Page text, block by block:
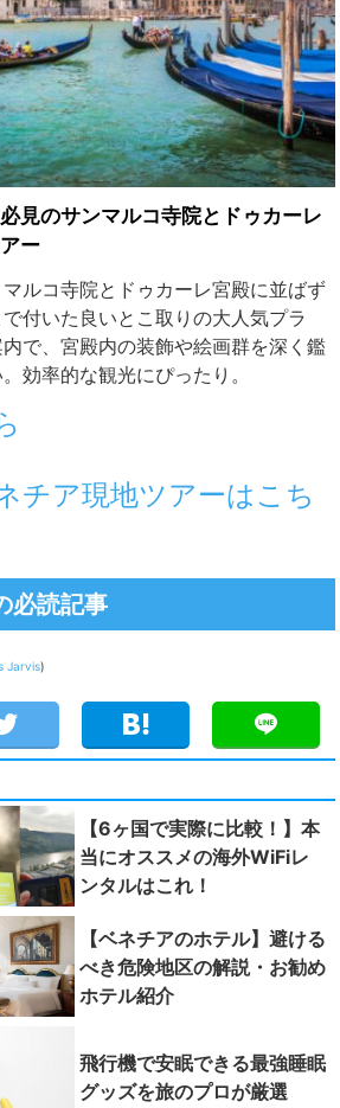
見のサンマルコ寺院とドゥカーレ
ー
ルコ寺院とドゥカーレ宮殿に並ばず
付いた良いとこ取りの大人気プラ
で、宮殿内の装飾や絵画群を深く鑑
効率的な観光にぴったり。
チア現地ツアーはこち
必読記事
Jarvis)
【6ヶ国で実際に比較！】本
当にオススメの海外WiFiレ
ンタルはこれ！
【ベネチアのホテル】避ける
べき危険地区の解説・お勧め
ホテル紹介
飛行機で安眠できる最強睡眠
グッズを旅のプロが厳選